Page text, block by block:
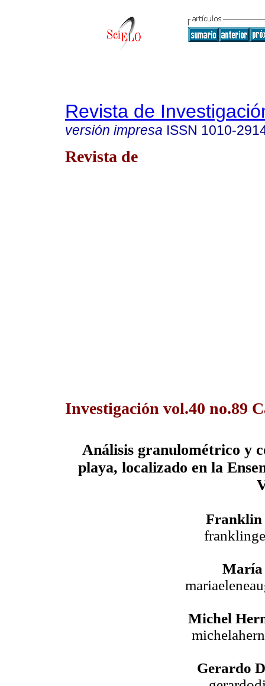
Revista de
versión impresa ISSN 1010-
Revista de
Investigación vol.40 no.89
Análisis granulométrico y
playa, localizado en la
Franklin
María
Michel
Gerardo